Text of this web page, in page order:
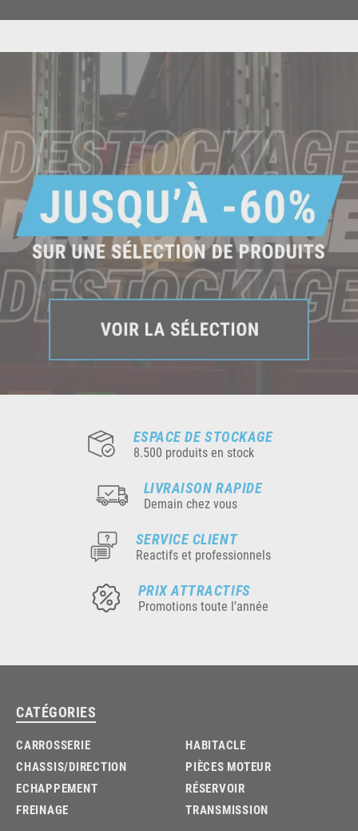
ESPACE DE STOCKAGE
8.500 produits en stock
LIVRAISON RAPIDE
Demain chez vous
SERVICE CLIENT
Reactifs et professionnels
PRIX ATTRACTIFS
Promotions toute l’année
CATÉGORIES
CARROSSERIE
CHASSIS/DIRECTION
ECHAPPEMENT
FREINAGE
HABITACLE
PIÈCES MOTEUR
RÉSERVOIR
TRANSMISSION